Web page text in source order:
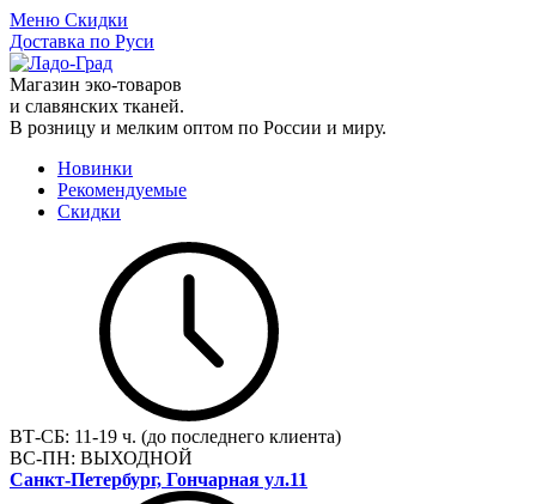
Меню Скидки
Доставка по Руси
Магазин эко-товаров
и славянских тканей.
В розницу и мелким оптом по России и миру.
Новинки
Рекомендуемые
Скидки
ВТ-СБ: 11-19 ч. (до последнего клиента)
ВС-ПН: ВЫХОДНОЙ
Санкт-Петербург, Гончарная ул.11